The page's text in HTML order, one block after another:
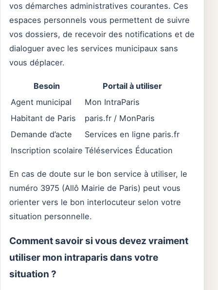
vos démarches administratives courantes. Ces
espaces personnels vous permettent de suivre
vos dossiers, de recevoir des notifications et de
dialoguer avec les services municipaux sans
vous déplacer.
Besoin
Portail à utiliser
Agent municipal
Mon IntraParis
Habitant de Paris
paris.fr / MonParis
Demande d’acte
Services en ligne paris.fr
Inscription scolaire Téléservices Éducation
En cas de doute sur le bon service à utiliser, le
numéro 3975 (Allô Mairie de Paris) peut vous
orienter vers le bon interlocuteur selon votre
situation personnelle.
Comment savoir si vous devez vraiment
utiliser mon intraparis dans votre
situation ?